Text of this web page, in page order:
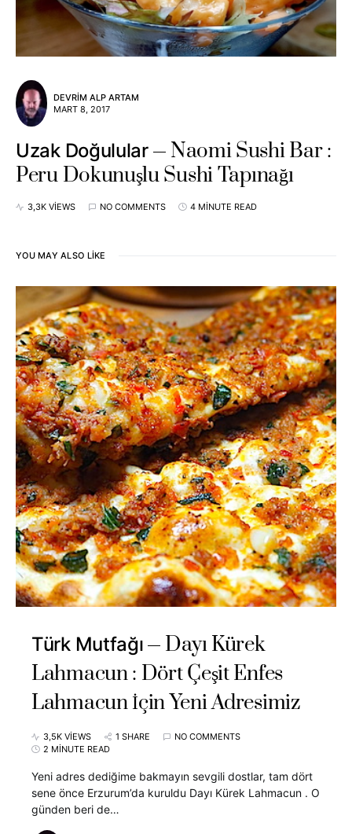
DEVRIM ALP ARTAM
MART 8, 2017
Uzak Doğulular
Naomi Sushi Bar :
Peru Dokunuşlu Sushi Tapınağı
3,3K VIEWS NO COMMENTS 4 MINUTE READ
YOU MAY ALSO LIKE
Türk Mutfağı
Dayı Kürek
Lahmacun : Dört Çeşit Enfes
Lahmacun İçin Yeni Adresimiz
3,5K VIEWS 1 SHARE
NO COMMENTS
2 MINUTE READ
Yeni adres dediğime bakmayın sevgili dostlar, tam dört
sene önce Erzurum’da kuruldu Dayı Kürek Lahmacun . O
günden beri de…